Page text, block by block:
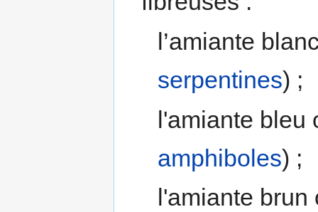
l’amiante
serpentines) ;
l'amiante bleu
amphiboles) ;
l'amiante brun